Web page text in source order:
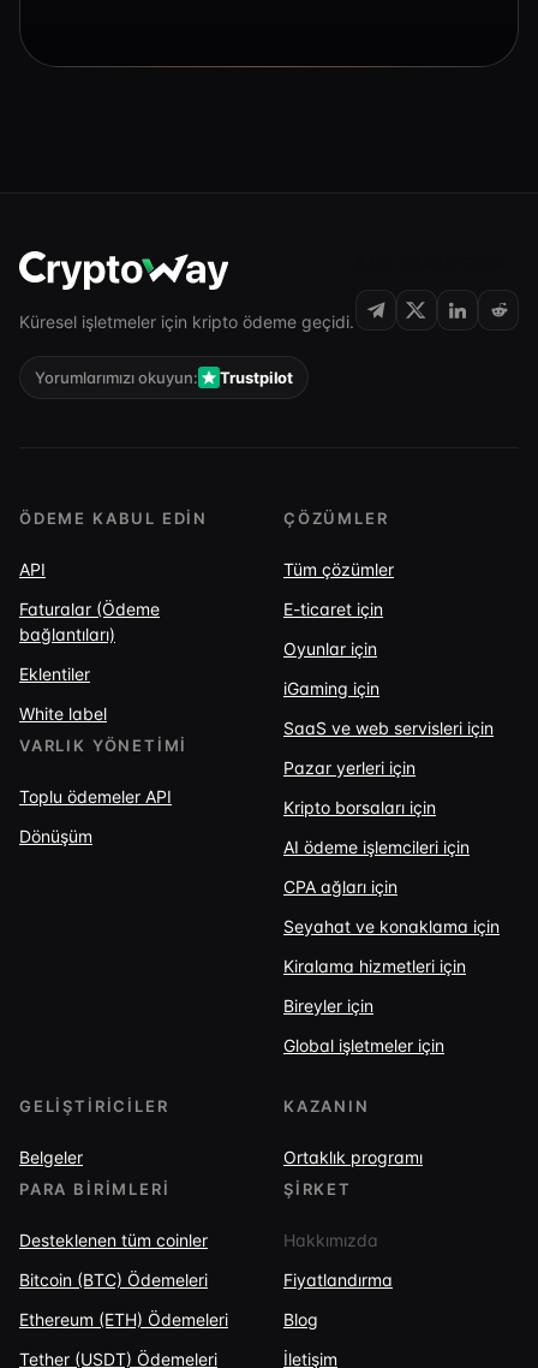
Küresel işletmeler için kripto ödeme geçidi.
Yorumlarımızı okuyun: Trustpilot
ÖDEME KABUL EDIN
API
Faturalar (Ödeme
bağlantıları)
Eklentiler
White label
VARLIK YÖNETIMI
Toplu ödemeler API
Dönüşüm
ÇÖZÜMLER
Tüm çözümler
E-ticaret için
Oyunlar için
iGaming için
SaaS ve web servisleri için
Pazar yerleri için
Kripto borsaları için
AI ödeme işlemcileri için
CPA ağları için
Seyahat ve konaklama için
Kiralama hizmetleri için
Bireyler için
Global işletmeler için
GELIŞTIRICILER
Belgeler
PARA BIRIMLERI
Desteklenen tüm coinler
Bitcoin (BTC) Ödemeleri
Ethereum (ETH) Ödemeleri
Tether (USDT) Ödemeleri
KAZANIN
Ortaklık programı
ŞIRKET
Hakkımızda
Fiyatlandırma
Blog
İletişim